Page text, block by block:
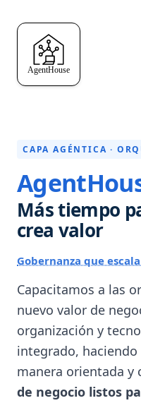
CAPA AGÉNTICA ·
Más tiempo
crea valor
Gobernanza que
Capacitamos a las
nuevo valor de
organización y
integrado,
manera orientada y
de negocio listos